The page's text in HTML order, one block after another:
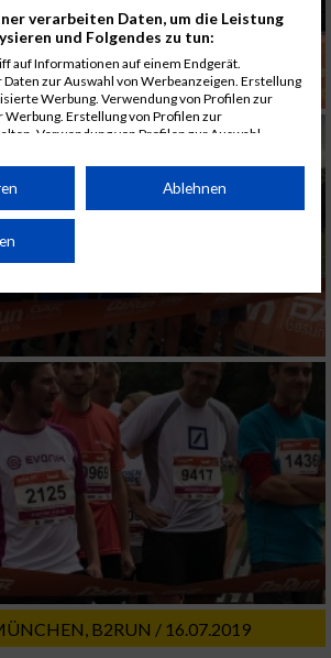
B2RUN / 16.07.2019
verarbeiten Daten, um die Leistung
und Folgendes zu tun:
auf Informationen auf einem Endgerät.
zur Auswahl von Werbeanzeigen. Erstellung
Werbung. Verwendung von Profilen zur
Erstellung von Profilen zur
Verwendung von Profilen zur Auswahl
Analyse von Zielgruppen durch Statistiken oder
aus verschiedenen Quellen. Entwicklung und
Europäischen Union weitergegeben und in die
(1 IAB-Anbieter)
folgende Zwecke:
Zugriff auf Informationen
Daten zur Auswahl
für personalisierte
zur Auswahl
Ablehnen